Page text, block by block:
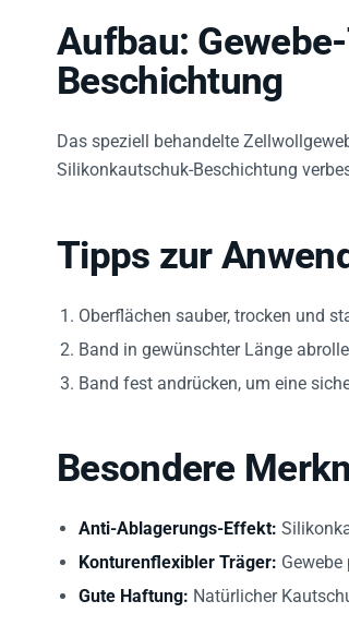
Aufbau:
Beschichtung
Das speziell behandelte
Silikonkautschuk-Beschichtung
Tipps zur
Oberflächen sauber, trocken und
Band in gewünschter Länge
Band fest andrücken, um eine
Besondere
Anti-Ablagerungs-Effekt:
Konturenflexibler Träger:
Gute Haftung: Natürlicher